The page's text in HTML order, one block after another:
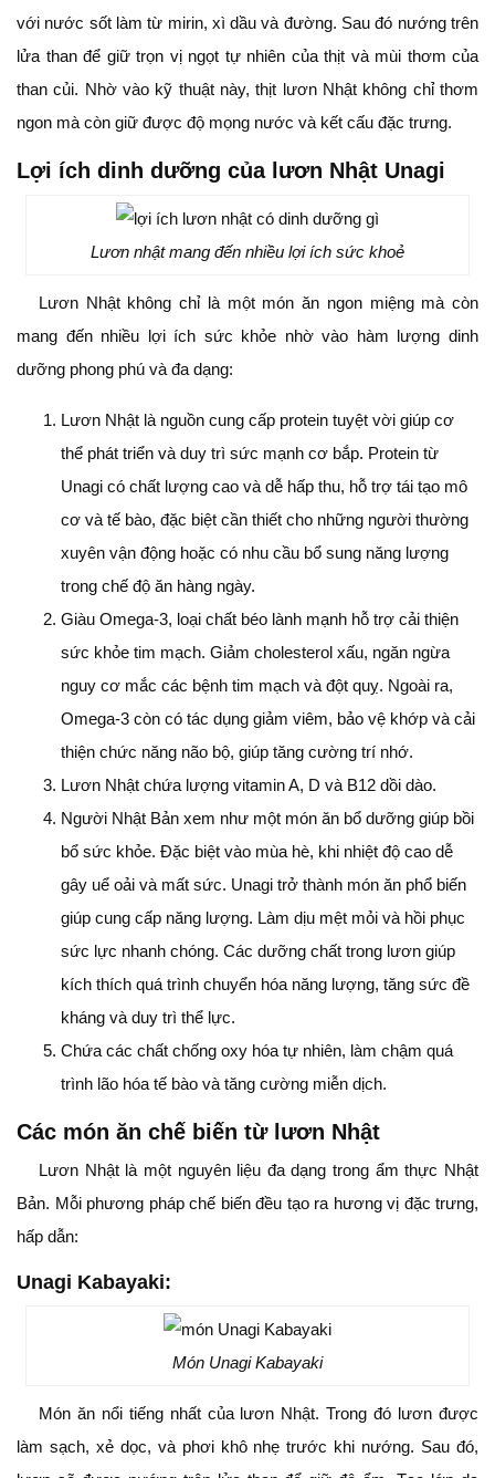
với nước sốt làm từ mirin, xì dầu và đường. Sau đó nướng trên
lửa than để giữ trọn vị ngọt tự nhiên của thịt và mùi thơm của
than củi. Nhờ vào kỹ thuật này, thịt lươn Nhật không chỉ thơm
ngon mà còn giữ được độ mọng nước và kết cấu đặc trưng.
Lợi ích dinh dưỡng của lươn Nhật Unagi
Lươn nhật mang đến nhiều lợi ích sức khoẻ
Lươn Nhật không chỉ là một món ăn ngon miệng mà còn
mang đến nhiều lợi ích sức khỏe nhờ vào hàm lượng dinh
dưỡng phong phú và đa dạng:
Lươn Nhật là nguồn cung cấp protein tuyệt vời giúp cơ
thể phát triển và duy trì sức mạnh cơ bắp. Protein từ
Unagi có chất lượng cao và dễ hấp thu, hỗ trợ tái tạo mô
cơ và tế bào, đặc biệt cần thiết cho những người thường
xuyên vận động hoặc có nhu cầu bổ sung năng lượng
trong chế độ ăn hàng ngày.
Giàu Omega-3, loại chất béo lành mạnh hỗ trợ cải thiện
sức khỏe tim mạch. Giảm cholesterol xấu, ngăn ngừa
nguy cơ mắc các bệnh tim mạch và đột quỵ. Ngoài ra,
Omega-3 còn có tác dụng giảm viêm, bảo vệ khớp và cải
thiện chức năng não bộ, giúp tăng cường trí nhớ.
Lươn Nhật chứa lượng vitamin A, D và B12 dồi dào.
Người Nhật Bản xem như một món ăn bổ dưỡng giúp bồi
bổ sức khỏe. Đặc biệt vào mùa hè, khi nhiệt độ cao dễ
gây uể oải và mất sức. Unagi trở thành món ăn phổ biến
giúp cung cấp năng lượng. Làm dịu mệt mỏi và hồi phục
sức lực nhanh chóng. Các dưỡng chất trong lươn giúp
kích thích quá trình chuyển hóa năng lượng, tăng sức đề
kháng và duy trì thể lực.
Chứa các chất chống oxy hóa tự nhiên, làm chậm quá
trình lão hóa tế bào và tăng cường miễn dịch.
Các món ăn chế biến từ lươn Nhật
Lươn Nhật là một nguyên liệu đa dạng trong ẩm thực Nhật
Bản. Mỗi phương pháp chế biến đều tạo ra hương vị đặc trưng,
hấp dẫn:
Unagi Kabayaki:
Món Unagi Kabayaki
Món ăn nổi tiếng nhất của lươn Nhật. Trong đó lươn được
làm sạch, xẻ dọc, và phơi khô nhẹ trước khi nướng. Sau đó,